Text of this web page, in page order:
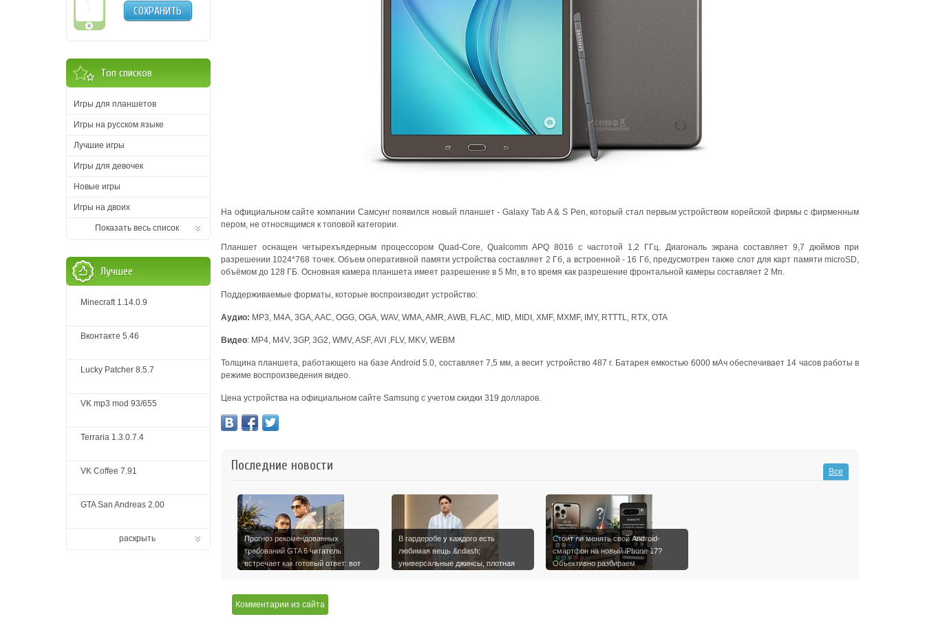
На официальном сайте компании Самсунг появился новый планшет -Galaxy Tab A & S Pen, который стал первым устройством корейской фирмы с фирменным
пером, не относящимся к топовой категории.
Планшет оснащен четырехъядерным процессором Quad-Core, Qualcomm APQ 8016 с частотой 1,2 ГГц. Диагональ экрана составляет 9,7 дюймов при
разрешении 1024*768 точек. Объем оперативной памяти устройства составляет 2 Гб, а встроенной - 16 Гб, предусмотрен также слот для карт памяти microSD,
объёмом до 128 ГБ. Основная камера планшета имеет разрешение в 5 Мп, в то время как разрешение фронтальной камеры составляет 2 Мп.
Поддерживаемые форматы, которые воспроизводит устройство:
Аудио: MP3, M4A, 3GA, AAC, OGG, OGA, WAV, WMA, AMR, AWB, FLAC, MID, MIDI, XMF, MXMF, IMY, RTTTL, RTX, OTA
Видео: MP4, M4V, 3GP, 3G2, WMV, ASF, AVI ,FLV, MKV, WEBM
Толщина планшета, работающего на базе Android 5.0, составляет 7,5 мм, а весит устройство 487 г. Батарея емкостью 6000 мАч обеспечивает 14 часов работы в
режиме воспроизведения видео.
Цена устройства на официальном сайте Samsung с учетом скидки 319 долларов.
Все
Последние новости
Прогноз рекомендованных
требований GTA 6 читатель
встречает как готовый ответ: вот
В гардеробе у каждого есть
любимая вещь &ndash;
универсальные джинсы, плотная
Стоит ли менять свой Android-
смартфон на новый iPhone 17?
Объективно разбираем
Комментарии из сайта
СОХРАНИТЬ
Топ списков
Игры для планшетов
Игры на русском языке
Лучшие игры
Игры для девочек
Новые игры
Игры на двоих
Показать весь список
Лучшее
Minecraft 1.14.0.9
Вконтакте 5.46
Lucky Patcher 8.5.7
VK mp3 mod 93/655
Terraria 1.3.0.7.4
VK Coffee 7.91
GTA San Andreas 2.00
раскрыть